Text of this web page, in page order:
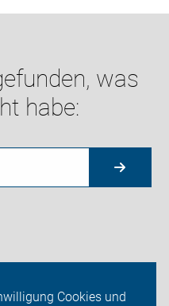
Cookies und
was
habe: